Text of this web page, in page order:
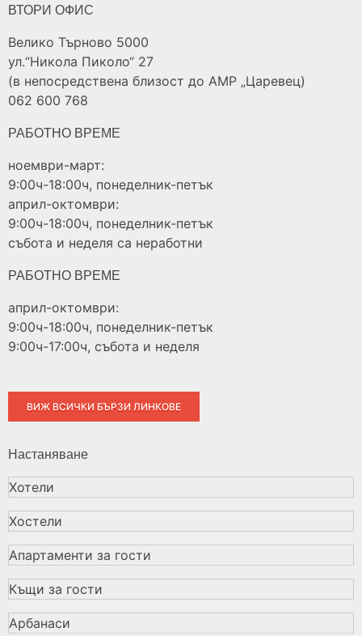
ВТОРИ ОФИС
Велико Търново 5000
ул.“Никола Пиколо“ 27
(в непосредствена близост до АМР „Царевец)
062 600 768
РАБОТНО ВРЕМЕ
ноември-март:
9:00ч-18:00ч, понеделник-петък
април-октомври:
9:00ч-18:00ч, понеделник-петък
събота и неделя са неработни
РАБОТНО ВРЕМЕ
април-октомври:
9:00ч-18:00ч, понеделник-петък
9:00ч-17:00ч, събота и неделя
ВИЖ ВСИЧКИ БЪРЗИ ЛИНКОВЕ
Настаняване
Хотели
Хостели
Апартаменти за гости
Къщи за гости
Арбанаси